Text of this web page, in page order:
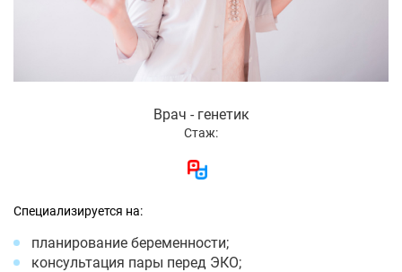
Врач - генетик
Стаж:
Специализируется на:
планирование беременности;
консультация пары перед ЭКО;